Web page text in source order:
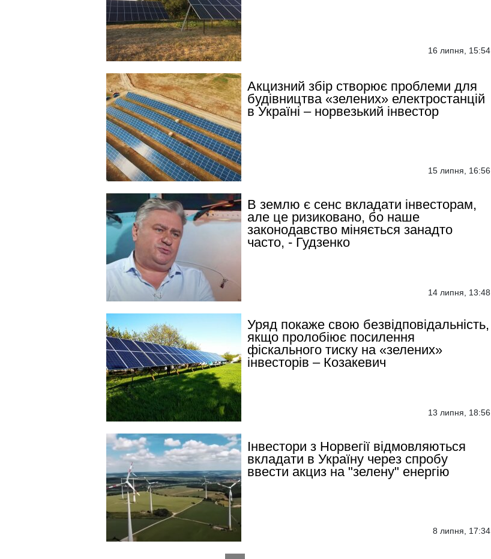
16 липня, 15:54
Акцизний збір створює проблеми для
будівництва «зелених» електростанцій
в Україні – норвезький інвестор
15 липня, 16:56
В землю є сенс вкладати інвесторам,
але це ризиковано, бо наше
законодавство міняється занадто
часто, - Гудзенко
14 липня, 13:48
Уряд покаже свою безвідповідальність,
якщо пролобіює посилення
фіскального тиску на «зелених»
інвесторів – Козакевич
13 липня, 18:56
Інвестори з Норвегії відмовляються
вкладати в Україну через спробу
ввести акциз на "зелену" енергію
8 липня, 17:34